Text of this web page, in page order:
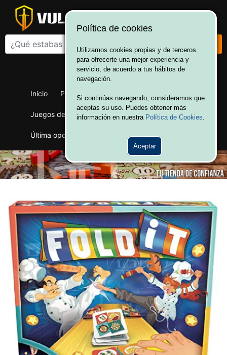
¡Bienvenido a Vulcania!
Inicio Productos Juegos de mesa
Juegos de cartas Merchandising Ofertas
Última oportunidad Wargames
Política de cookies
Utilizamos cookies propias y de terceros
para ofrecerte una mejor experiencia y
servicio, de acuerdo a tus hábitos de
navegación.
Si continúas navegando, consideramos que
aceptas su uso. Puedes obtener más
información en nuestra Política de Cookies.
Aceptar